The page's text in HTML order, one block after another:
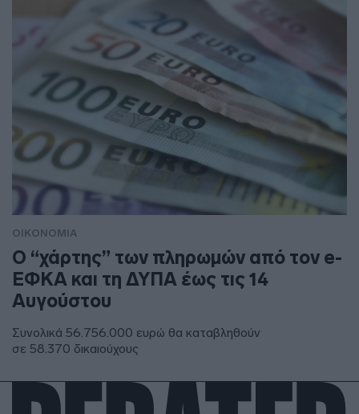
ΟΙΚΟΝΟΜΙΑ
Ο “χάρτης” των πληρωμών από τον e-
ΕΦΚΑ και τη ΔΥΠΑ έως τις 14
Αυγούστου
Συνολικά 56.756.000 ευρώ θα καταβληθούν
σε 58.370 δικαιούχους